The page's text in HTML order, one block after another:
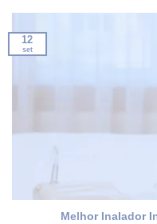
Melhor Inalador
12
set